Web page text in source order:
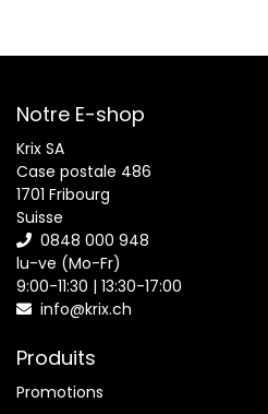
Notre E-shop
Krix SA
Case postale 486
1701 Fribourg
Suisse
0848 000 948
lu-ve (Mo-Fr)
9:00-11:30 | 13:30-17:00
info@krix.ch
Produits
Promotions